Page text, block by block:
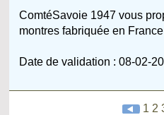
ComtéSavoie 1947 vous
montres fabriquée en
Date de validation : 08-02-
1 2